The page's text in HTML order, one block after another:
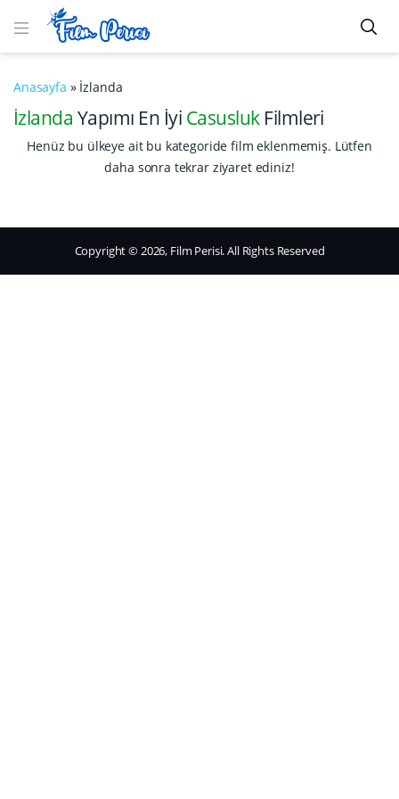
Anasayfa » İzlanda
İzlanda Yapımı En İyi Casusluk Filmleri
Henüz bu ülkeye ait bu kategoride film eklenmemiş. Lütfen
daha sonra tekrar ziyaret ediniz!
Copyright © 2026, Film Perisi. All Rights Reserved